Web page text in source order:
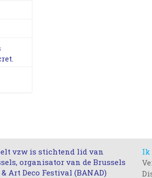
vzw is stichtend lid van
organisator van de Brussels
Art Deco Festival (BANAD)
Ik